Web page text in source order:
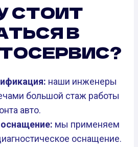
СТОИТ
В
наши инженеры
большой стаж работы
авто.
мы применяем
оснащение.